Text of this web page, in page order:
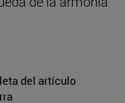
del artículo